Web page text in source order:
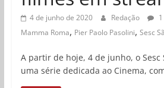
4 de junho de 2020 Redação
Mamma Roma, Pier Paolo Pasolini, Sesc
A partir de hoje, 4 de junho, o Sesc
uma série dedicada ao Cinema,